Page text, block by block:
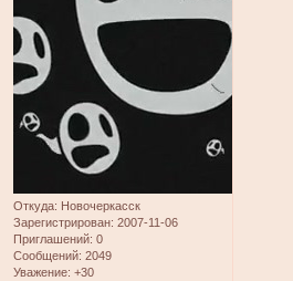
Откуда: Новочеркасск
Зарегистрирован: 2007-11-06
Приглашений: 0
Сообщений: 2049
Уважение: +30